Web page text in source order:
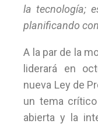
la tecnología;
planificando
A la par de la
liderará en
nueva Ley de
un tema
abierta y la